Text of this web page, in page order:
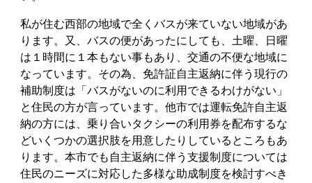
私が住む西部の地域で全くバスが来ていない地域があ
ります。又、バスの便があったにしても、土曜、日曜
は１時間に１本もない事もあり、交通の不便な地域に
なっています。その為、免許証自主返納に伴う現行の
補助制度は「バスがないのに利用できるわけがない」
と住民の方が言っています。他市では運転免許自主返
納の方には、乗り合いタクシーの利用券を配布するな
どいくつかの選択肢を用意したりしているところもあ
ります。本市でも自主返納に伴う支援制度については
住民のニーズに対応した多様な助成制度を検討すべき